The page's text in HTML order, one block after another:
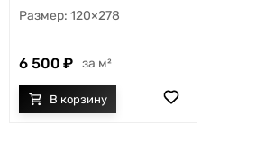
120×278
6 500 м²